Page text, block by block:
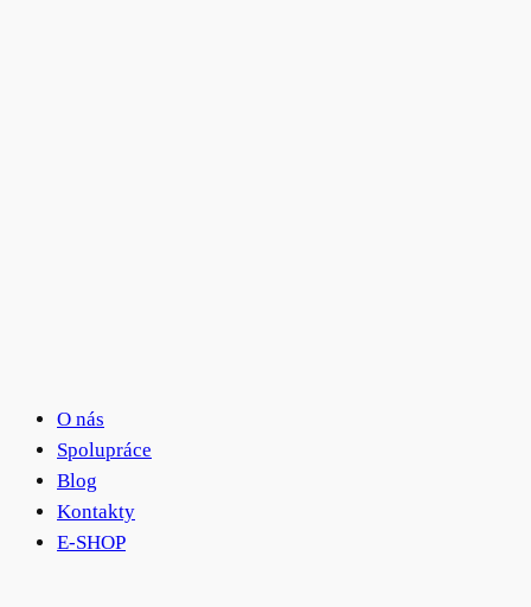
O nás
Spolupráce
Blog
Kontakty
E-SHOP